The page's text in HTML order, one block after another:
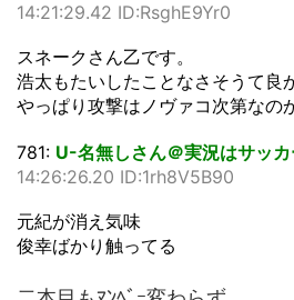
14:21:29.42 ID:RsghE9Yr0
スネークさん乙です。
浩太もたいしたことなさそうて良
やっぱり攻撃はノヴァコ次第なのか
781: U-名無しさん＠実況はサッ
14:26:26.20 ID:1rh8V5B90
元紀が消え気味
俊幸ばかり触ってる